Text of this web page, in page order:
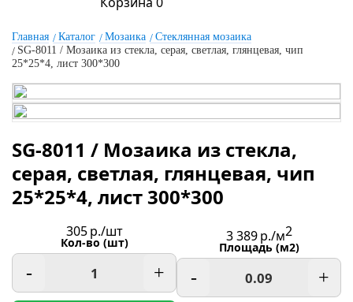
Главная Каталог Мозаика
Стеклянная мозаика
SG-8011 / Мозаика из стекла, серая, светлая, глянцевая, чип
25*25*4, лист 300*300
SG-8011 / Мозаика из стекла,
серая, светлая, глянцевая, чип
25*25*4, лист 300*300
305 р./шт
Кол-во (шт)
- +
3 389 р./м2
Площадь (м2)
- +